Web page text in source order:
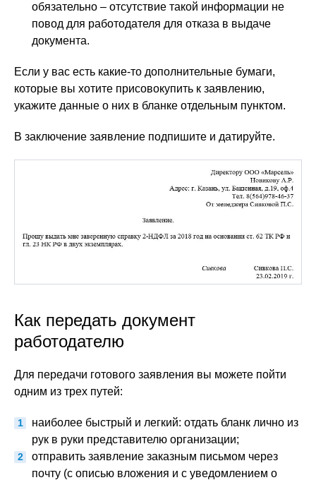
обязательно – отсутствие такой информации не
повод для работодателя для отказа в выдаче
документа.
Если у вас есть какие-то дополнительные бумаги,
которые вы хотите присовокупить к заявлению,
укажите данные о них в бланке отдельным пунктом.
В заключение заявление подпишите и датируйте.
Как передать документ
работодателю
Для передачи готового заявления вы можете пойти
одним из трех путей:
наиболее быстрый и легкий: отдать бланк лично из
рук в руки представителю организации;
отправить заявление заказным письмом через
почту (с описью вложения и с уведомлением о